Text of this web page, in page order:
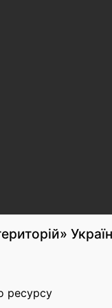
ресурсу